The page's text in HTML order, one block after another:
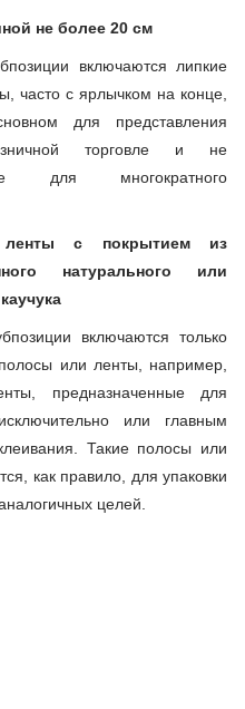
не более 20 см
включаются липкие
часто с ярлычком на конце,
для представления
торговле и не
для многократного
с покрытием из
натурального или
включаются только
или ленты, например,
предназначенные для
или главным
Такие полосы или
как правило, для упаковки
целей.